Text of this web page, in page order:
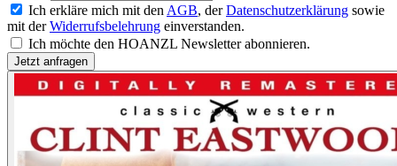
Ich erkläre mich mit den AGB, derDatenschutzerklärung sowie
mit derWiderrufsbelehrung einverstanden.
Ich möchte den HOANZL Newsletter abonnieren.